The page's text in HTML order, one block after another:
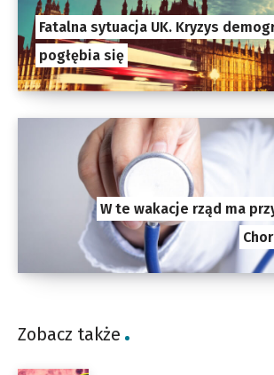
Fatalna sytuacja UK. Kryzys
pogłębia się
W te wakacje rząd ma
Zobacz także